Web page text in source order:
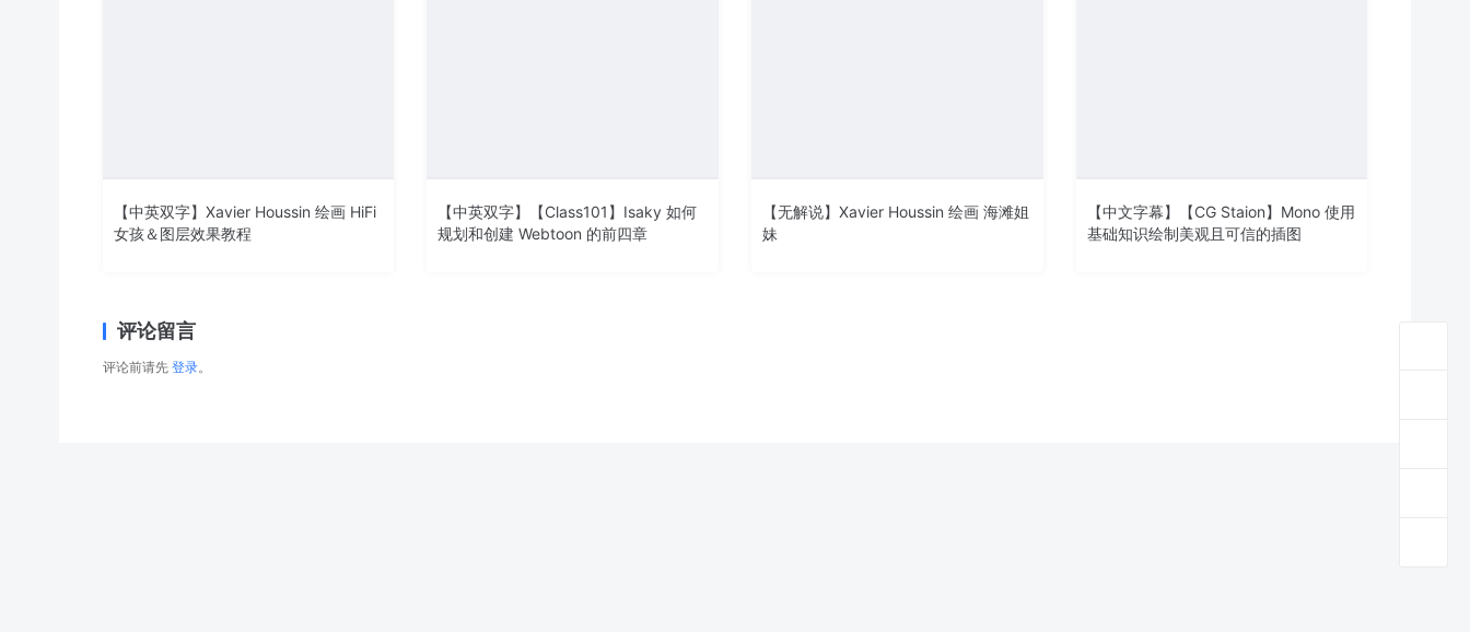
【中英双字】Xavier Houssin 绘画 HiFi
女孩＆图层效果教程
【中英双字】【Class101】Isaky 如何
规划和创建 Webtoon 的前四章
【无解说】Xavier Houssin 绘画 海滩姐
妹
【中文字幕】【CG Staion】Mono 使用
基础知识绘制美观且可信的插图
评论留言
评论前请先 登录。